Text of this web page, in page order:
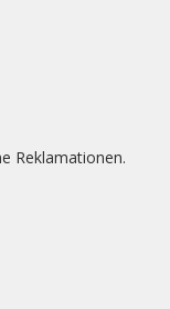
Reklamationen.